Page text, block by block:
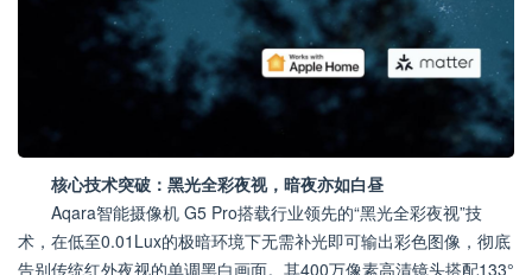
核心技术突破：黑光全彩夜视，暗夜亦如白昼
Aqara智能摄像机 G5 Pro搭载行业领先的“黑光全彩夜视”技
术，在低至0.01Lux的极暗环境下无需补光即可输出彩色图像，彻底
告别传统红外夜视的单调黑白画面。其400万像素高清镜头搭配133°